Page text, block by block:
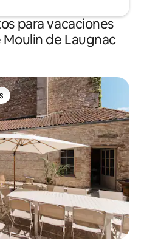
para vacaciones
de Laugnac